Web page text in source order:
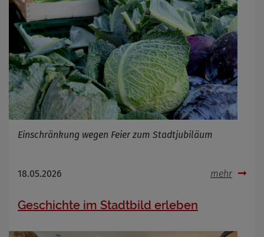
Einschränkung wegen Feier zum Stadtjubiläum
18.05.2026 mehr
Geschichte im Stadtbild erleben